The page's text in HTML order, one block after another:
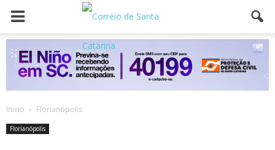
Inicio Florianópolis
Florianópolis